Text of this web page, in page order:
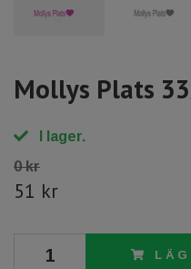
Mollys Plats
I lager.
0 kr
51 kr